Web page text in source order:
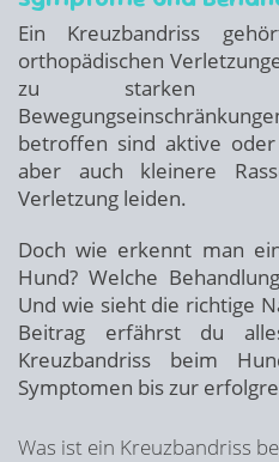
Ein Kreuzbandriss
orthopädischen
zu starken
betroffen sind aktive oder
aber auch kleinere
Verletzung leiden.
Doch wie erkennt man
Hund? Welche
Und wie sieht die richtige
Beitrag erfährst du
Kreuzbandriss beim
Symptomen bis zur
Was ist ein Kreuzbandriss